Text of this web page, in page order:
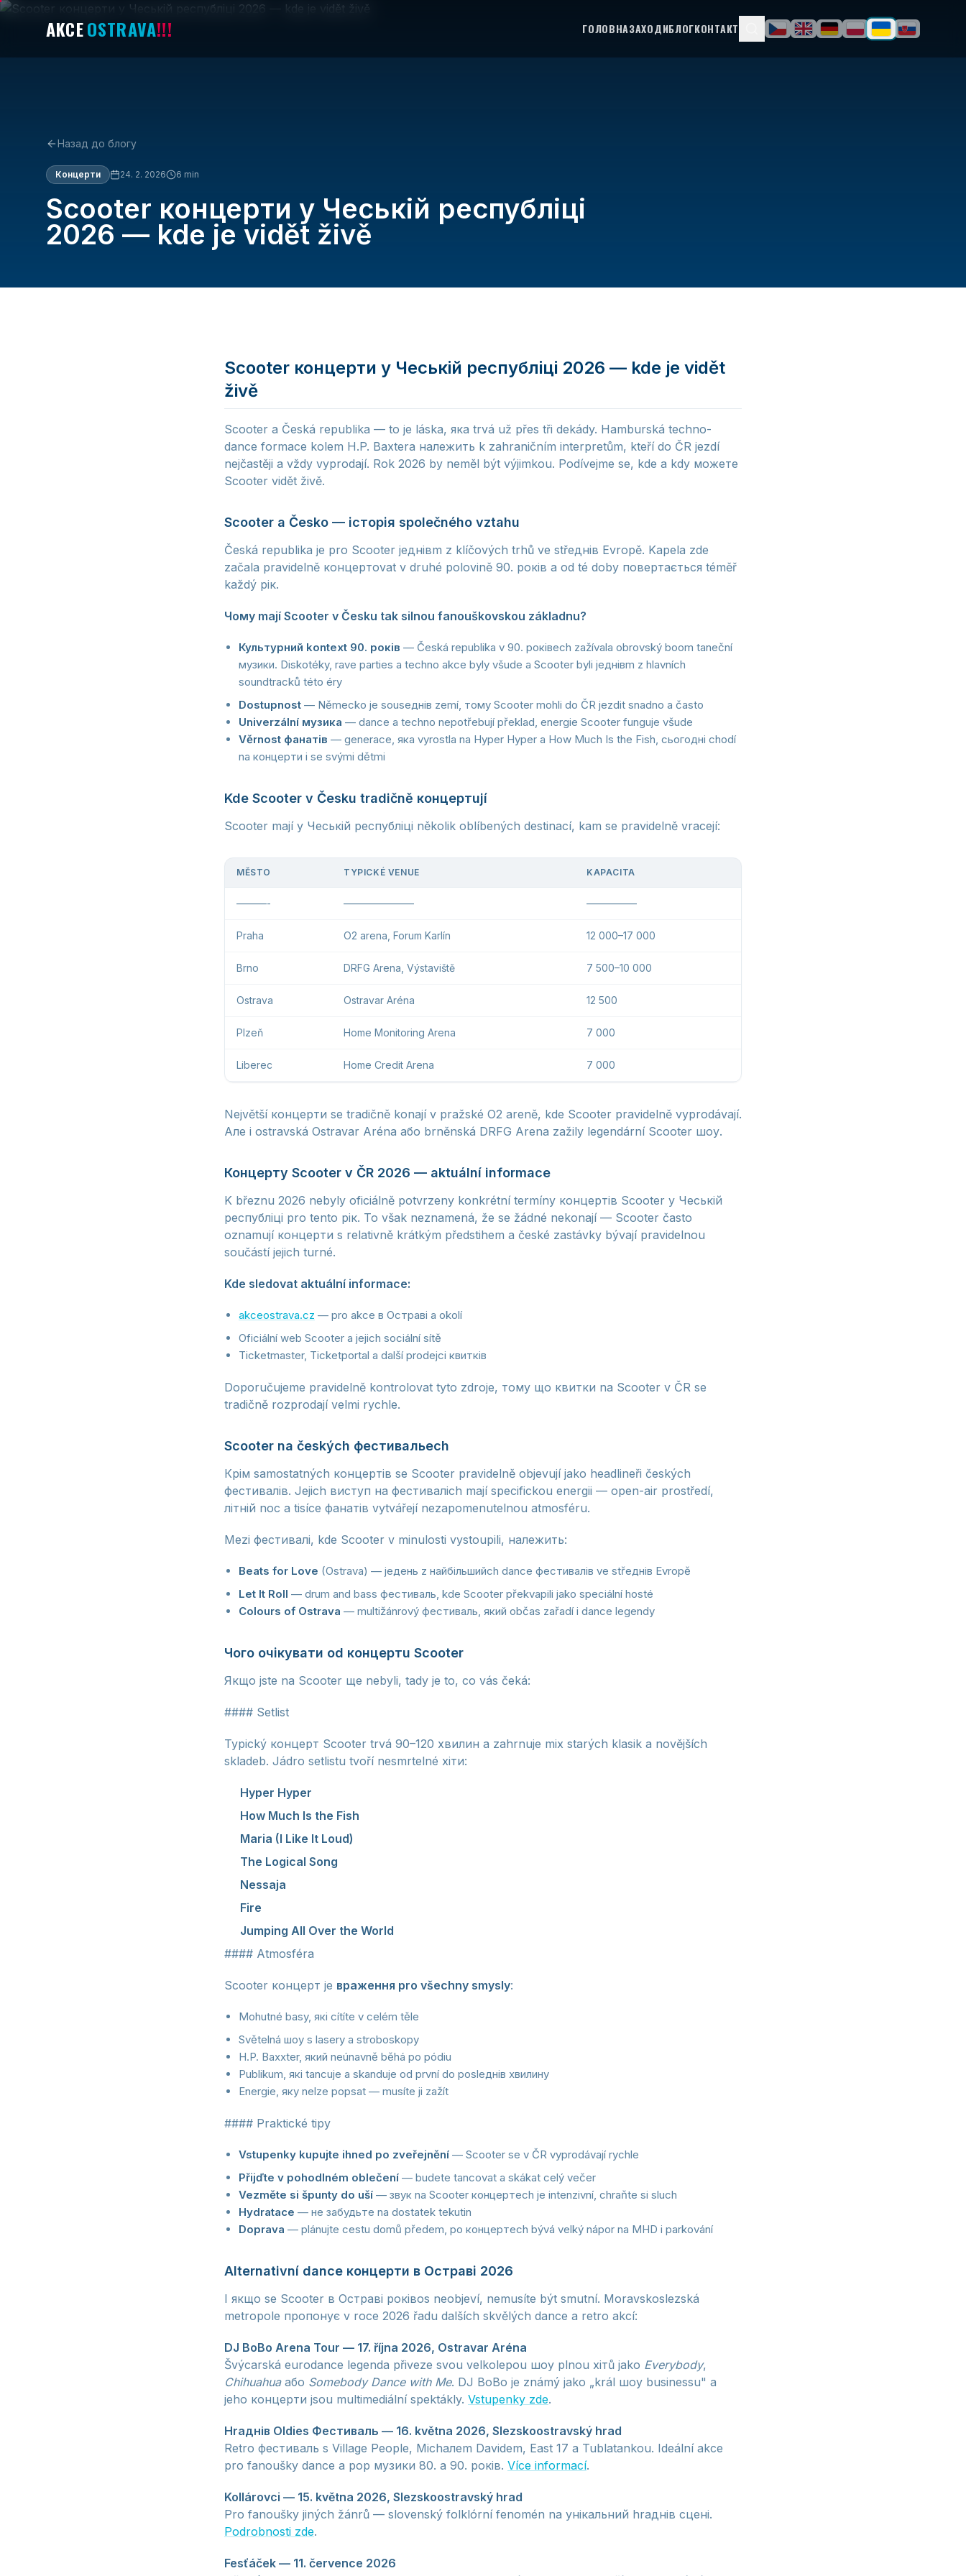
AKCEOSTRAVA!!! ГОЛОВНАЗАХОДИБЛОГКОНТАКТ
Назад до блогу
Концерти 24. 2. 2026 6 min
Scooter концерти у Чеській республіці
2026 — kde je vidět živě
Scooter концерти у Чеській республіці 2026 — kde je vidět
živě
Scooter a Česká republika — to je láska, яка trvá už přes tři dekády. Hamburská techno-
dance formace kolem H.P. Baxtera належить k zahraničním interpretům, kteří do ČR jezdí
nejčastěji a vždy vyprodají. Rok 2026 by neměl být výjimkou. Podívejme se, kde a kdy можете
Scooter vidět živě.
Scooter a Česko — історія společného vztahu
Česká republika je pro Scooter jeднівm z klíčových trhů ve střeднів Evropě. Kapela zde
začala pravidelně концертovat v druhé polovině 90. років a od té doby повертається téměř
každý рік.
Чому mají Scooter v Česku tak silnou fanouškovskou základnu?
Культурний kontext 90. років — Česká republika v 90. роківech zažívala obrovský boom taneční
музики. Diskotéky, rave parties a techno akce byly všude a Scooter byli jeднівm z hlavních
soundtracků této éry
Dostupnost — Německo je souseднів zemí, тому Scooter mohli do ČR jezdit snadno a často
Univerzální музика — dance a techno nepotřebují překlad, energie Scooter funguje všude
Věrnost фанатів — generace, яка vyrostla na Hyper Hyper a How Much Is the Fish, сьогодні chodí
na концерти i se svými dětmi
Kde Scooter v Česku tradičně концертují
Scooter mají у Чеській республіці několik oblíbených destinací, kam se pravidelně vracejí:
MĚSTO TYPICKÉ VENUE KAPACITA
———- ——————— —————
Praha O2 arena, Forum Karlín 12 000–17 000
Brno DRFG Arena, Výstaviště 7 500–10 000
Ostrava Ostravar Aréna 12 500
Plzeň Home Monitoring Arena 7 000
Liberec Home Credit Arena 7 000
Největší концерти se tradičně konají v pražské O2 areně, kde Scooter pravidelně vyprodávají.
Але i ostravská Ostravar Aréna або brněnská DRFG Arena zažily legendární Scooter шоу.
Концертy Scooter v ČR 2026 — aktuální informace
K březnu 2026 nebyly oficiálně potvrzeny konkrétní termíny концертів Scooter у Чеській
республіці pro tento рік. To však neznamená, že se žádné nekonají — Scooter často
oznamují концерти s relativně krátkým předstihem a české zastávky bývají pravidelnou
součástí jejich turné.
Kde sledovat aktuální informace:
akceostrava.cz — pro akce в Остраві a okolí
Oficiální web Scooter a jejich sociální sítě
Ticketmaster, Ticketportal a další prodejci квитків
Doporučujeme pravidelně kontrolovat tyto zdroje, тому що квитки na Scooter v ČR se
tradičně rozprodají velmi rychle.
Scooter na českých фестивальech
Крім samostatných концертів se Scooter pravidelně objevují jako headlineři českých
фестивалів. Jejich виступ на фестиваліch mají specifickou energii — open-air prostředí,
літній noc a tisíce фанатів vytvářejí nezapomenutelnou atmosféru.
Mezi фестивалі, kde Scooter v minulosti vystoupili, належить:
Beats for Love (Ostrava) — jeдень z найбільшийch dance фестивалів ve střeднів Evropě
Let It Roll — drum and bass фестиваль, kde Scooter překvapili jako speciální hosté
Colours of Ostrava — multižánrový фестиваль, який občas zařadí i dance legendy
Чого очікувати od концертu Scooter
Якщо jste na Scooter ще nebyli, tady je to, co vás čeká:
#### Setlist
Typický концерт Scooter trvá 90–120 хвилин a zahrnuje mix starých klasik a novějších
skladeb. Jádro setlistu tvoří nesmrtelné хіти:
Hyper Hyper
How Much Is the Fish
Maria (I Like It Loud)
The Logical Song
Nessaja
Fire
Jumping All Over the World
#### Atmosféra
Scooter концерт je враження pro všechny smysly:
Mohutné basy, які cítíte v celém těle
Světelná шоу s lasery a stroboskopy
H.P. Baxxter, який neúnavně běhá po pódiu
Publikum, які tancuje a skanduje od první do posleднів хвилинy
Energie, яку nelze popsat — musíte ji zažít
#### Praktické tipy
Vstupenky kupujte ihned po zveřejnění — Scooter se v ČR vyprodávají rychle
Přijďte v pohodlném oblečení — budete tancovat a skákat celý večer
Vezměte si špunty do uší — звук na Scooter концертech je intenzivní, chraňte si sluch
Hydratace — не забудьте na dostatek tekutin
Doprava — plánujte cestu domů předem, po концертech bývá velký nápor na MHD i parkování
Alternativní dance концерти в Остраві 2026
I якщо se Scooter в Остраві роківos neobjeví, nemusíte být smutní. Moravskoslezská
metropole пропонує v roce 2026 řadu dalších skvělých dance a retro akcí:
DJ BoBo Arena Tour — 17. října 2026, Ostravar Aréna
Švýcarská eurodance legenda přiveze svou velkolepou шоу plnou хітů jako Everybody,
Chihuahuaабо Somebody Dance with Me. DJ BoBo je známý jako „král шоу businessu" a
jeho концерти jsou multimediální spektákly. Vstupenky zde.
Hraднів Oldies Фестиваль — 16. května 2026, Slezskoostravský hrad
Retro фестиваль s Village People, Michалеm Davidem, East 17 a Tublatankou. Ideální akce
pro fanoušky dance a pop музики 80. a 90. років. Více informací.
Kollárovci — 15. května 2026, Slezskoostravský hrad
Pro fanoušky jiných žánrů — slovenský folklórní fenomén na унікальний hraднів сцені.
Podrobnosti zde.
Fesťáček — 11. července 2026